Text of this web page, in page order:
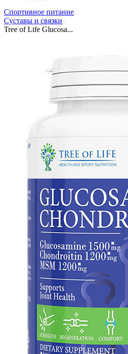
Спортивное питание
Суставы и связки
Tree of Life Glucosa...